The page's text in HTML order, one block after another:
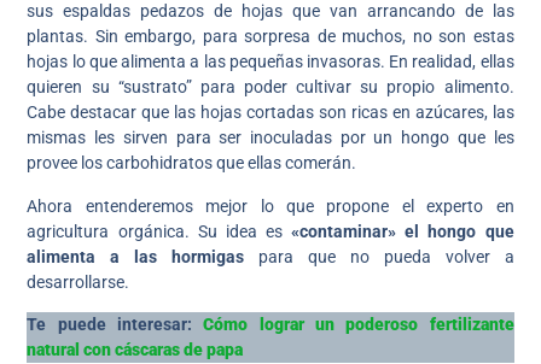
sus espaldas pedazos de hojas que van arrancando de las
plantas. Sin embargo, para sorpresa de muchos, no son estas
hojas lo que alimenta a las pequeñas invasoras. En realidad, ellas
quieren su “sustrato” para poder cultivar su propio alimento.
Cabe destacar que las hojas cortadas son ricas en azúcares, las
mismas les sirven para ser inoculadas por un hongo que les
provee los carbohidratos que ellas comerán.
Ahora entenderemos mejor lo que propone el experto en
agricultura orgánica. Su idea es «contaminar» el hongo que
alimenta a las hormigas para que no pueda volver a
desarrollarse.
Te puede interesar:Cómo lograr un poderoso fertilizante
natural con cáscaras de papa